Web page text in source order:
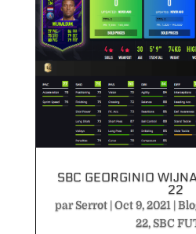
SBC GEORGINIO
22
parSerrot|Oct 9, 2021 |
22,SBC